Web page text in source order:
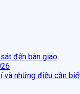
đến bàn giao
và những điều cần